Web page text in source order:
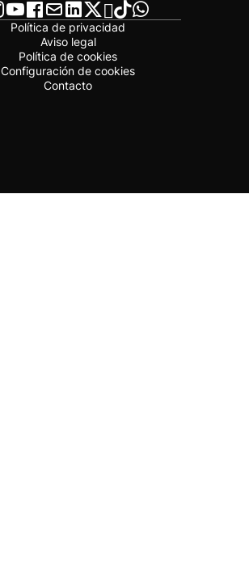
Política de privacidad
Aviso legal
Política de cookies
Configuración de cookies
Contacto